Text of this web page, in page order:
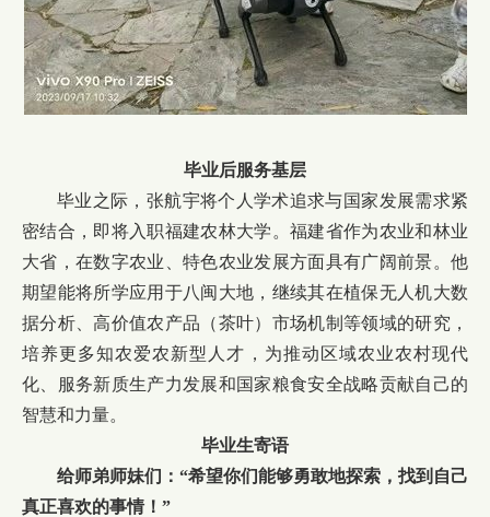
毕业后服务基层
毕业之际，张航宇将个人学术追求与国家发展需求紧
密结合，即将入职福建农林大学。福建省作为农业和林业
大省，在数字农业、特色农业发展方面具有广阔前景。他
期望能将所学应用于八闽大地，继续其在植保无人机大数
据分析、高价值农产品（茶叶）市场机制等领域的研究，
培养更多知农爱农新型人才，为推动区域农业农村现代
化、服务新质生产力发展和国家粮食安全战略贡献自己的
智慧和力量。
毕业生寄语
给师弟师妹们：“希望你们能够勇敢地探索， 找到自己
真正喜欢的事情！”